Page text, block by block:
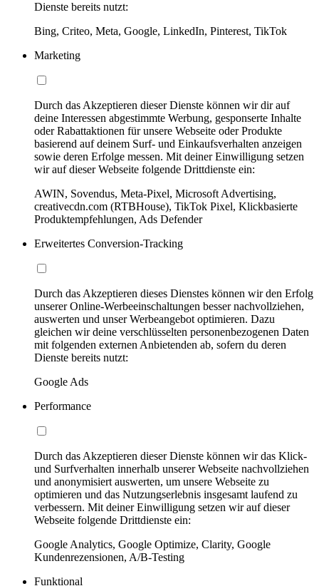
Dienste bereits nutzt:
Bing, Criteo, Meta, Google, LinkedIn, Pinterest, TikTok
Marketing
Durch das Akzeptieren dieser Dienste können wir dir auf
deine Interessen abgestimmte Werbung, gesponserte Inhalte
oder Rabattaktionen für unsere Webseite oder Produkte
basierend auf deinem Surf- und Einkaufsverhalten anzeigen
sowie deren Erfolge messen. Mit deiner Einwilligung setzen
wir auf dieser Webseite folgende Drittdienste ein:
AWIN, Sovendus, Meta-Pixel, Microsoft Advertising,
creativecdn.com (RTBHouse), TikTok Pixel, Klickbasierte
Produktempfehlungen, Ads Defender
Erweitertes Conversion-Tracking
Durch das Akzeptieren dieses Dienstes können wir den Erfolg
unserer Online-Werbeeinschaltungen besser nachvollziehen,
auswerten und unser Werbeangebot optimieren. Dazu
gleichen wir deine verschlüsselten personenbezogenen Daten
mit folgenden externen Anbietenden ab, sofern du deren
Dienste bereits nutzt:
Google Ads
Performance
Durch das Akzeptieren dieser Dienste können wir das Klick-
und Surfverhalten innerhalb unserer Webseite nachvollziehen
und anonymisiert auswerten, um unsere Webseite zu
optimieren und das Nutzungserlebnis insgesamt laufend zu
verbessern. Mit deiner Einwilligung setzen wir auf dieser
Webseite folgende Drittdienste ein:
Google Analytics, Google Optimize, Clarity, Google
Kundenrezensionen, A/B-Testing
Funktional